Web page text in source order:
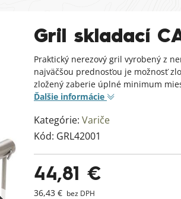
Gril skladací
Praktický nerezový gril vyrobený z
najväčšou prednosťou je možnosť
zložený zaberie úplné minimum
Ďalšie informácie
Kategórie: Variče
Kód: GRL42001
44,81 €
36,43 € bez DPH